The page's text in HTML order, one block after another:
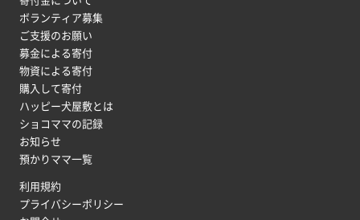
ボランティア募集
ご支援のお願い
募金による寄付
物資による寄付
購入して寄付
ハッピー犬屋敷とは
ショコママの記録
お知らせ
預かりママ一覧
利用規約
プライバシーポリシー